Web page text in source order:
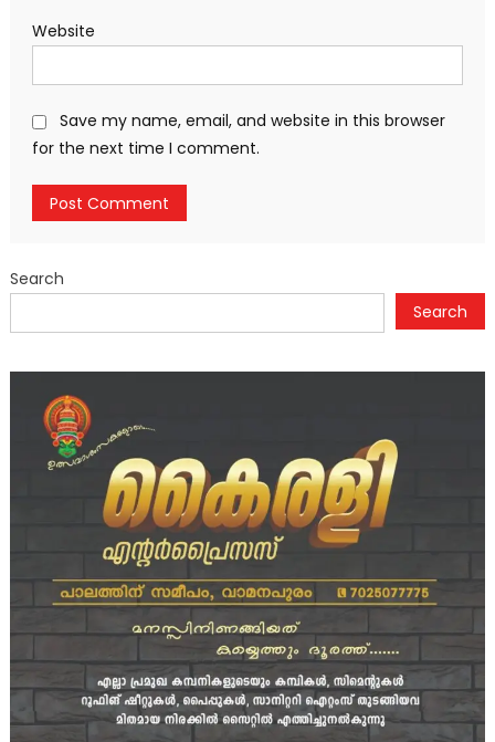
Website
Save my name, email, and website in this browser
for the next time I comment.
Search
Search